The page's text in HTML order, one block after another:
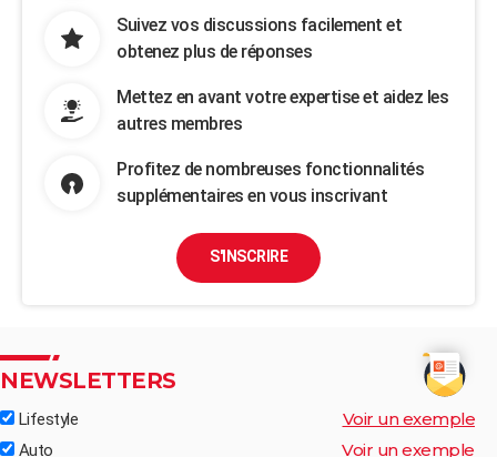
Suivez vos discussions facilement et
obtenez plus de réponses
Mettez en avant votre expertise et aidez les
autres membres
Profitez de nombreuses fonctionnalités
supplémentaires en vous inscrivant
S'INSCRIRE
NEWSLETTERS
Lifestyle Voir un exemple
Auto Voir un exemple